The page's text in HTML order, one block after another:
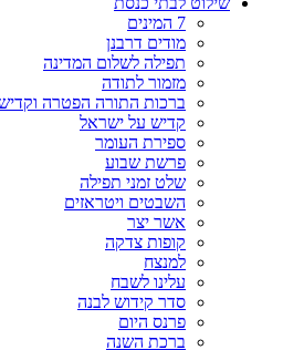
7 המינים
מודים דרבנן
תפילה לשלום המדינה
מזמור לתודה
ברכות התורה הפטרה
קדיש על ישראל
ספירת העומר
פרשת שבוע
שלט זמני תפילה
השבטים ויטראזים
אשר יצר
קופות צדקה
למנצח
עלינו לשבח
סדר קידוש לבנה
פרנס היום
ברכת השנה